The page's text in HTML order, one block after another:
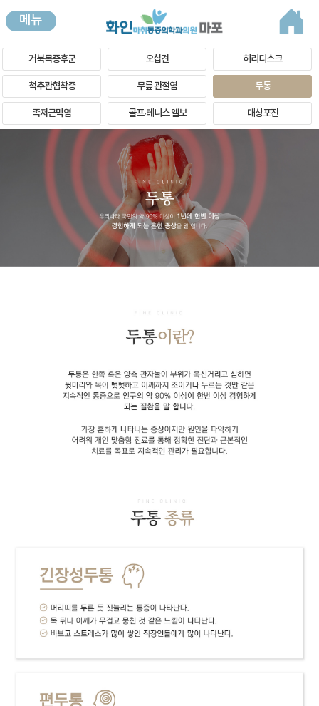
메뉴
거북목증후군 오십견 허리디스크
척추관협착증 무릎 관절염 두통
족저근막염 골프·테니스 엘보 대상포진